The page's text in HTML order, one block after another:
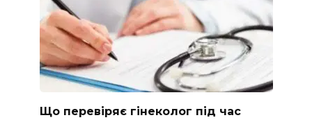
Що перевіряє гінеколог під час